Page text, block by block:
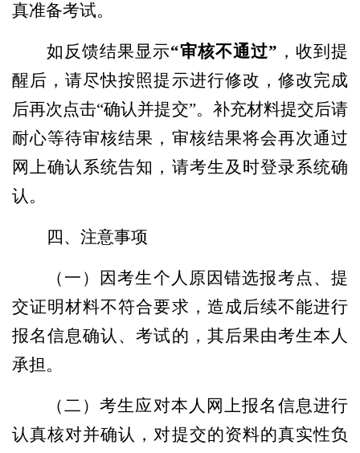
真准备考试。
如反馈结果显示“审核不通过” ，收到提
醒后，请尽快按照提示进行修改，修改完成
后再次点击“确认并提交”。补充材料提交后请
耐心等待审核结果，审核结果将会再次通过
网上确认系统告知，请考生及时登录系统确
认。
四、 注意事项
（一）因考生个人原因错选报考点、提
交证明材料不符合要求，造成后续不能进行
报名信息确认、考试的，其后果由考生本人
承担。
（二）考生应对本人网上报名信息进行
认真核对并确认，对提交的资料的真实性负